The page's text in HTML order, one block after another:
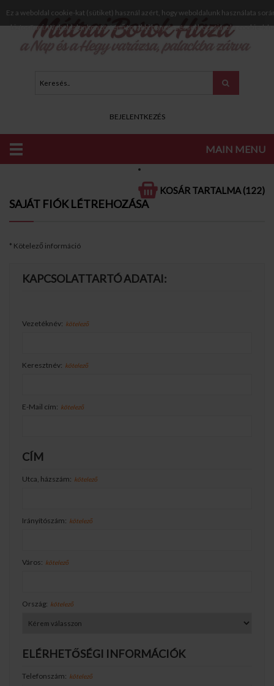
Ez a weboldal cookie-kat (sütiket) használ azért, hogy weboldalunk használata
biztosítani. Weboldalunkon történő további böngészéssel hozzájárul a cookie-k
BEJELENTKEZÉS
MAIN MENU
KOSÁR TARTALMA (122)
SAJÁT FIÓK LÉTREHOZÁSA
* Kötelező információ
KAPCSOLATTARTÓ ADATAI:
Vezetéknév: kötelező
Keresztnév: kötelező
E-Mail cím: kötelező
CÍM
Utca, házszám: kötelező
Irányítószám: kötelező
Város: kötelező
Ország: kötelező
ELÉRHETŐSÉGI INFORMÁCIÓK
Telefonszám: kötelező